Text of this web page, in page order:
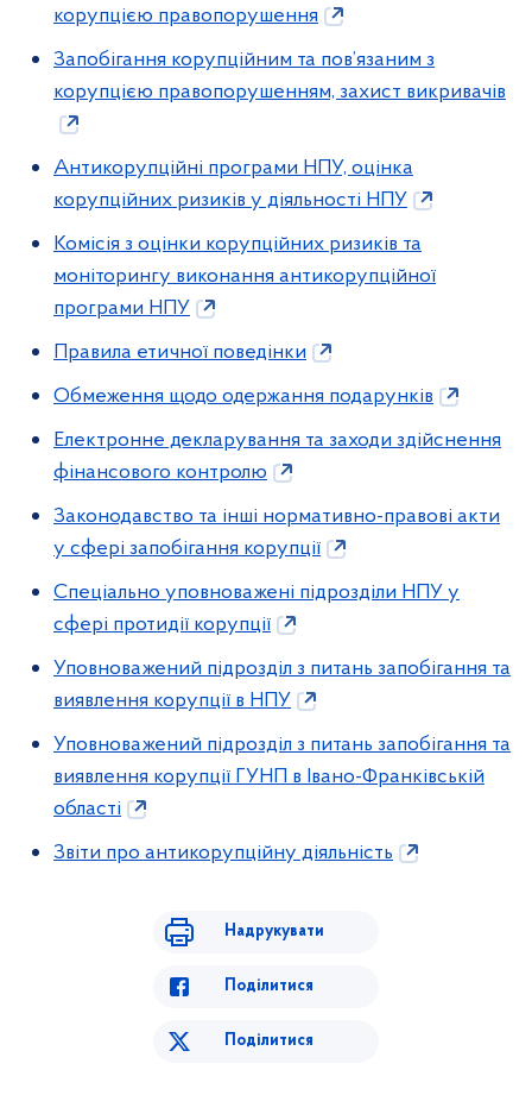
корупцією правопорушення
Запобігання корупційним та пов’язаним з
корупцією правопорушенням, захист викривачів
Антикорупційні програми НПУ, оцінка
корупційних ризиків у діяльності НПУ
Комісія з оцінки корупційних ризиків та
моніторингу виконання антикорупційної
програми НПУ
Правила етичної поведінки
Обмеження щодо одержання подарунків
Електронне декларування та заходи здійснення
фінансового контролю
Законодавство та інші нормативно-правові акти
у сфері запобігання корупції
Спеціально уповноважені підрозділи НПУ у
сфері протидії корупції
Уповноважений підрозділ з питань запобігання та
виявлення корупції в НПУ
Уповноважений підрозділ з питань запобігання та
виявлення корупції ГУНП в Івано-Франківській
області
Звіти про антикорупційну діяльність
Надрукувати
Поділитися
Поділитися